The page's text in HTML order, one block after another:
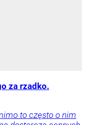
za rzadko.
to często o nim